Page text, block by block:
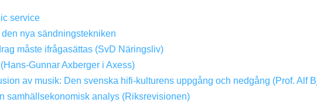
service
nya sändningstekniken
måste ifrågasättas (SvD Näringsliv)
Gunnar Axberger i Axess)
av musik: Den svenska hifi-kulturens uppgång och nedgång (Prof. Alf
samhällsekonomisk analys (Riksrevisionen)